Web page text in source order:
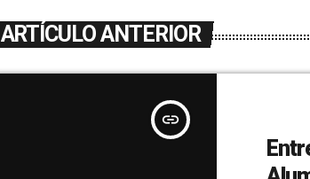
ARTÍCULO ANTERIOR
insert_link